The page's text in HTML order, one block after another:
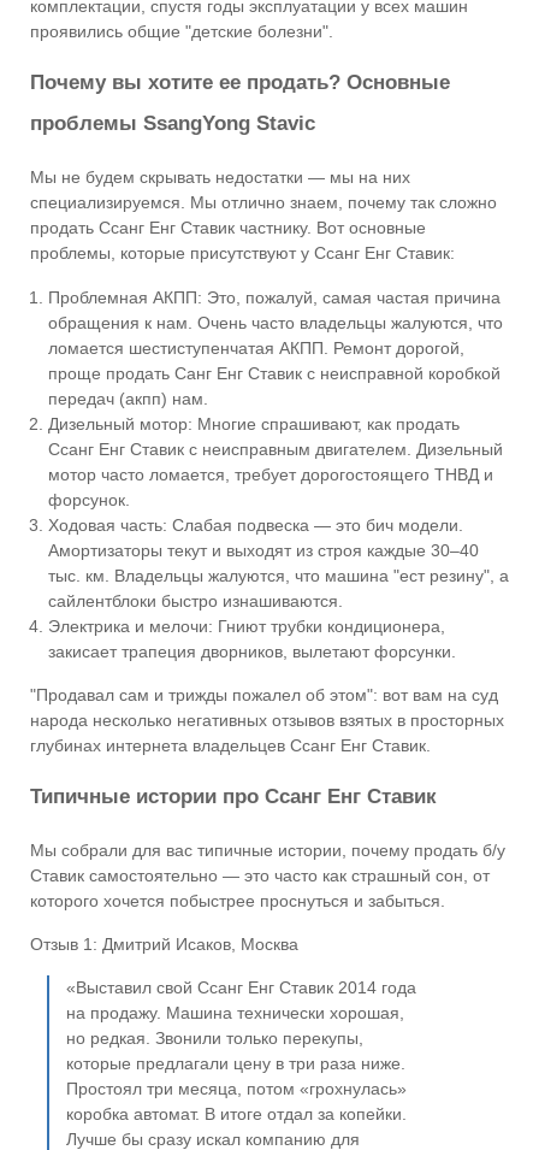
комплектации, спустя годы эксплуатации у всех машин
проявились общие "детские болезни".
Почему вы хотите ее продать? Основные
проблемы SsangYong Stavic
Мы не будем скрывать недостатки — мы на них
специализируемся. Мы отлично знаем, почему так сложно
продать Ссанг Енг Ставик частнику. Вот основные
проблемы, которые присутствуют у Ссанг Енг Ставик:
Проблемная АКПП: Это, пожалуй, самая частая причина
обращения к нам. Очень часто владельцы жалуются, что
ломается шестиступенчатая АКПП. Ремонт дорогой,
проще продать Санг Енг Ставик с неисправной коробкой
передач (акпп) нам.
Дизельный мотор: Многие спрашивают, как продать
Ссанг Енг Ставик с неисправным двигателем. Дизельный
мотор часто ломается, требует дорогостоящего ТНВД и
форсунок.
Ходовая часть: Слабая подвеска — это бич модели.
Амортизаторы текут и выходят из строя каждые 30–40
тыс. км. Владельцы жалуются, что машина "ест резину", а
сайлентблоки быстро изнашиваются.
Электрика и мелочи: Гниют трубки кондиционера,
закисает трапеция дворников, вылетают форсунки.
"Продавал сам и трижды пожалел об этом": вот вам на суд
народа несколько негативных отзывов взятых в просторных
глубинах интернета владельцев Ссанг Енг Ставик.
Типичные истории про Ссанг Енг Ставик
Мы собрали для вас типичные истории, почему продать б/у
Ставик самостоятельно — это часто как страшный сон, от
которого хочется побыстрее проснуться и забыться.
Отзыв 1: Дмитрий Исаков, Москва
«Выставил свой Ссанг Енг Ставик 2014 года
на продажу. Машина технически хорошая,
но редкая. Звонили только перекупы,
которые предлагали цену в три раза ниже.
Простоял три месяца, потом «грохнулась»
коробка автомат. В итоге отдал за копейки.
Лучше бы сразу искал компанию для